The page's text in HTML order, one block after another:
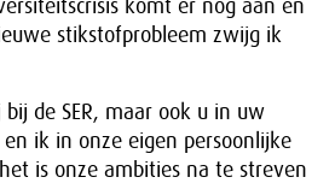
komt er nog aan en
stikstofprobleem zwijg ik
de SER, maar ook u in uw
ik in onze eigen persoonlijke
is onze ambities na te streven